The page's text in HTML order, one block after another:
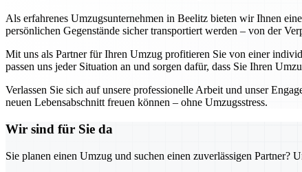
Als erfahrenes Umzugsunternehmen in Beelitz bieten wir Ihnen
persönlichen Gegenstände sicher transportiert werden – von der
Mit uns als Partner für Ihren Umzug profitieren Sie von einer
passen uns jeder Situation an und sorgen dafür, dass Sie Ihren
Verlassen Sie sich auf unsere professionelle Arbeit und unser
neuen Lebensabschnitt freuen können – ohne Umzugsstress.
Wir sind für Sie da
Sie planen einen Umzug und suchen einen zuverlässigen Partner?